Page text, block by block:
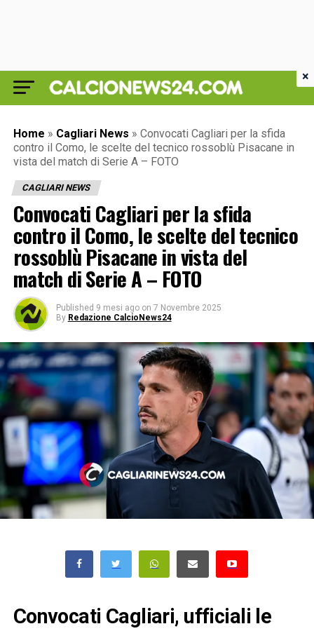
Home » Cagliari News » Convocati Cagliari per la sfida
contro il Como, le scelte del tecnico rossoblù Pisacane in
vista del match di Serie A – FOTO
CAGLIARI NEWS
Convocati Cagliari per la sfida
contro il Como, le scelte del tecnico
rossoblù Pisacane in vista del
match di Serie A – FOTO
Published 9 mesi ago on 7 Novembre 2025
By Redazione CalcioNews24
Convocati Cagliari, ufficiali le
×